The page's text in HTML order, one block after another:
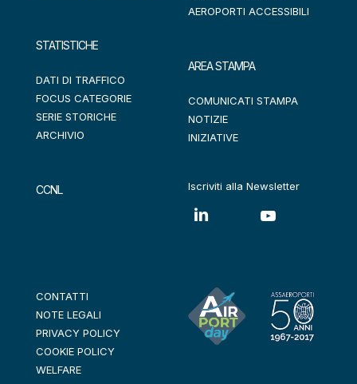
STATISTICHE
DATI DI TRAFFICO
FOCUS CATEGORIE
SERIE STORICHE
ARCHIVIO
CCNL
AEROPORTI ACCESSIBILI
AREA STAMPA
COMUNICATI STAMPA
NOTIZIE
INIZIATIVE
Iscriviti alla Newsletter
CONTATTI
NOTE LEGALI
PRIVACY POLICY
COOKIE POLICY
WELFARE